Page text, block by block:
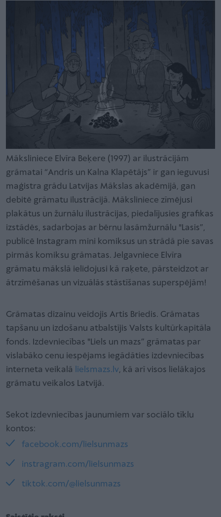
Māksliniece Elvīra Beķere (1997) ar ilustrācijām
grāmatai “Andris un Kalna Klapētājs” ir gan ieguvusi
maģistra grādu Latvijas Mākslas akadēmijā, gan
debitē grāmatu ilustrācijā. Māksliniece zīmējusi
plakātus un žurnālu ilustrācijas, piedalījusies grafikas
izstādēs, sadarbojas ar bērnu lasāmžurnālu "Lasis”,
publicē Instagram mini komiksus un strādā pie savas
pirmās komiksu grāmatas. Jelgavniece Elvīra
grāmatu mākslā ielidojusi kā raķete, pārsteidzot ar
ātrzīmēšanas un vizuālās stāstīšanas superspējām!
Grāmatas dizainu veidojis Artis Briedis. Grāmatas
tapšanu un izdošanu atbalstījis Valsts kultūrkapitāla
fonds. Izdevniecības "Liels un mazs” grāmatas par
vislabāko cenu iespējams iegādāties izdevniecības
interneta veikalā lielsmazs.lv, kā arī visos lielākajos
grāmatu veikalos Latvijā.
Sekot izdevniecības jaunumiem var sociālo tīklu
kontos:
facebook.com/lielsunmazs
instragram.com/lielsunmazs
tiktok.com/@lielsunmazs